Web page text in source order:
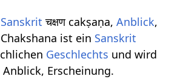
Sanskrit चक्षण cakṣaṇa,Anblick,
ist ein Sanskrit
Geschlechts und wird
Erscheinung.